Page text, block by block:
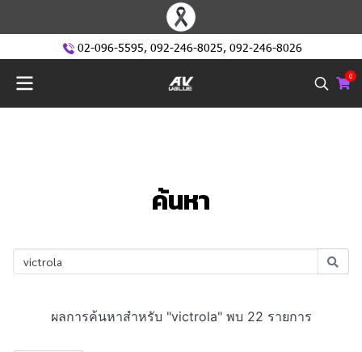
02-096-5595, 092-246-8025, 092-246-8026
0
ค้นหา
ผลการค้นหาสำหรับ "victrola" พบ 22 รายการ